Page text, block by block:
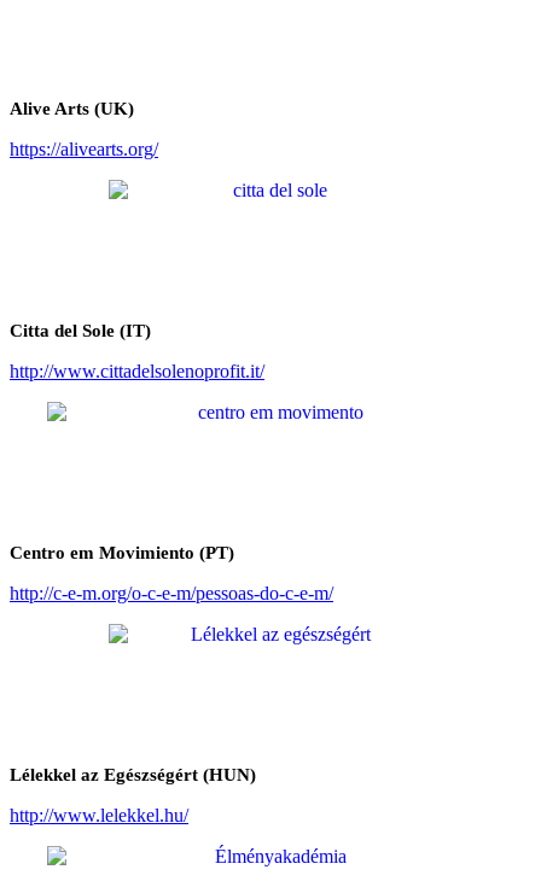
Alive Arts (UK)
https://alivearts.org/
Citta del Sole (IT)
http://www.cittadelsolenoprofit.it/
Centro em Movimiento (PT)
http://c-e-m.org/o-c-e-m/pessoas-do-c-e-m/
Lélekkel az Egészségért (HUN)
http://www.lelekkel.hu/